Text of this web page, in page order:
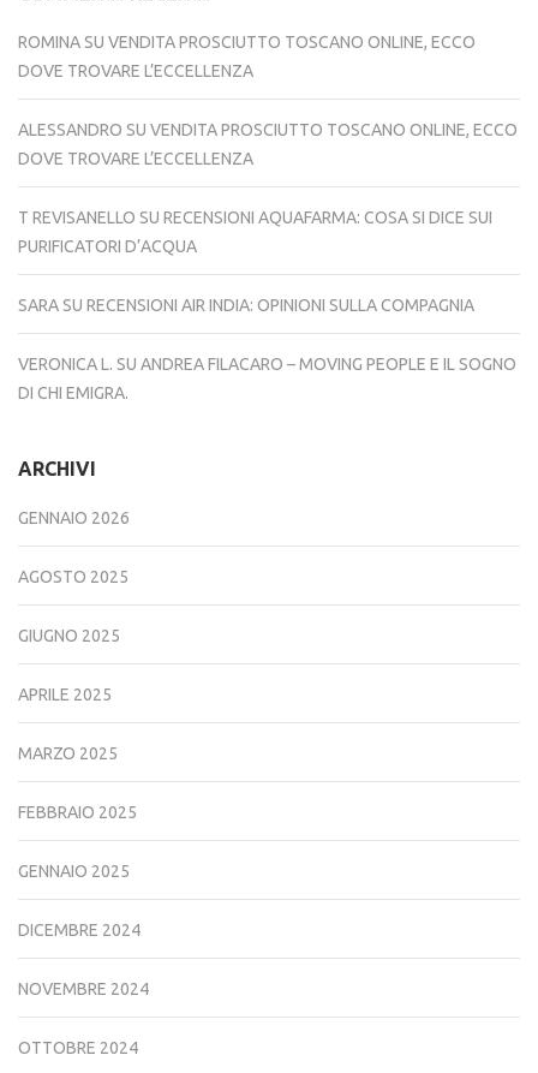
ROMINA SU VENDITA PROSCIUTTO TOSCANO ONLINE, ECCO
DOVE TROVARE L’ECCELLENZA
ALESSANDRO SU VENDITA PROSCIUTTO TOSCANO ONLINE, ECCO
DOVE TROVARE L’ECCELLENZA
T REVISANELLO SU RECENSIONI AQUAFARMA: COSA SI DICE SUI
PURIFICATORI D’ACQUA
SARA SU RECENSIONI AIR INDIA: OPINIONI SULLA COMPAGNIA
VERONICA L. SU ANDREA FILACARO – MOVING PEOPLE E IL SOGNO
DI CHI EMIGRA.
ARCHIVI
GENNAIO 2026
AGOSTO 2025
GIUGNO 2025
APRILE 2025
MARZO 2025
FEBBRAIO 2025
GENNAIO 2025
DICEMBRE 2024
NOVEMBRE 2024
OTTOBRE 2024